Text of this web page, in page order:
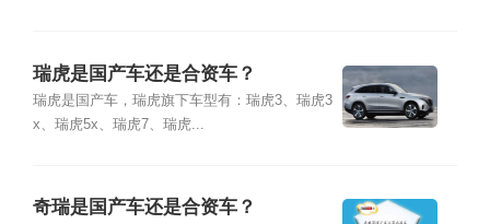
瑞虎是国产车还是合资车？
瑞虎是国产车，瑞虎旗下车型有：瑞虎3、瑞虎3
x、瑞虎5x、瑞虎7、瑞虎...
奇瑞是国产车还是合资车？